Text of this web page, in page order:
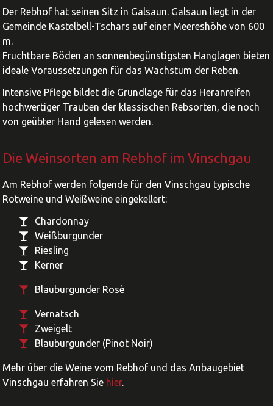
Der Rebhof hat seinen Sitz in Galsaun. Galsaun liegt in der
Gemeinde Kastelbell-Tschars auf einer Meereshöhe von 600
m.
Fruchtbare Böden an sonnenbegünstigsten Hanglagen bieten
ideale Voraussetzungen für das Wachstum der Reben.
Intensive Pflege bildet die Grundlage für das Heranreifen
hochwertiger Trauben der klassischen Rebsorten, die noch
von geübter Hand gelesen werden.
Die Weinsorten am Rebhof im Vinschgau
Am Rebhof werden folgende für den Vinschgau typische
Rotweine und Weißweine eingekellert:
Chardonnay
Weißburgunder
Riesling
Kerner
Blauburgunder Rosè
Vernatsch
Zweigelt
Blauburgunder (Pinot Noir)
Mehr über die Weine vom Rebhof und das Anbaugebiet
Vinschgau erfahren Sie hier.